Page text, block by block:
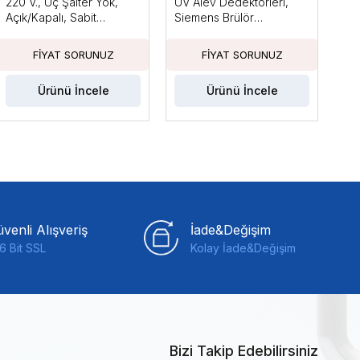
Açık/Kapalı, Sabit
Ürünü İncele
Siemens Brülör
İçin Tasarlanmıştır
Ürünü İncele
Alışveriş
Bit SSL
İade&Değişim
Kolay İade&Değişim
Bizi Takip Edebilirsiniz